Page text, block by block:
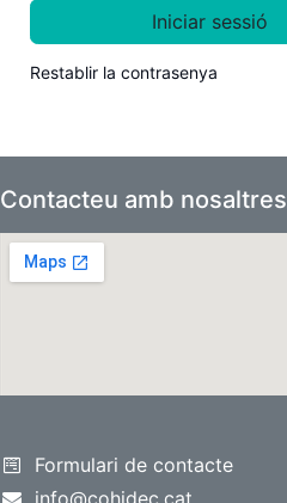
Iniciar sessió
Restablir la contrasenya
Contacteu amb nosaltres
Formulari de contacte
info@cohidec.cat